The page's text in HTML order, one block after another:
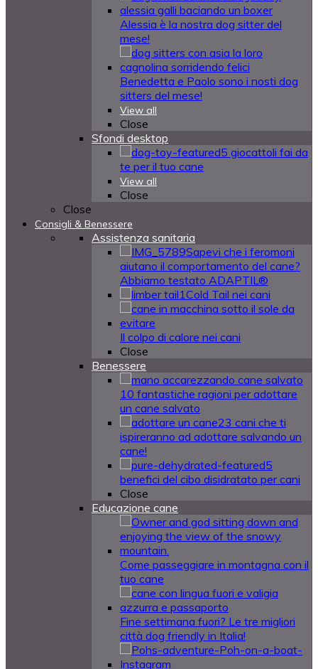
Alessia è la nostra dog sitter del
mese!
Benedetta e Paolo sono i nosti dog
sitters del mese!
View all
Close
Sfondi desktop
5 giocattoli fai da
te per il tuo cane
View all
Close
Close
Consigli & Benessere
Assistenza sanitaria
Sapevi che i feromoni
aiutano il comportamento del cane?
Abbiamo testato ADAPTIL®
Cold Tail nei cani
Il colpo di calore nei cani
Close
Benessere
10 fantastiche ragioni per adottare
un cane salvato
23 cani che ti
ispireranno ad adottare salvando un
cane!
5
benefici del cibo disidratato per cani
Close
Educazione cane
Come passeggiare in montagna con il
tuo cane
Fine settimana fuori? Le tre migliori
città dog friendly in Italia!